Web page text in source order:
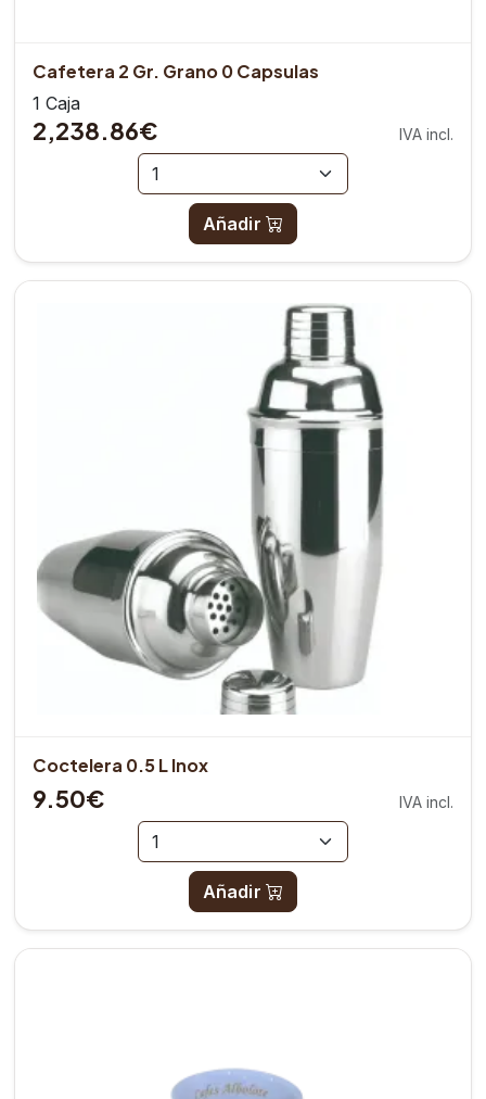
Cafetera 2 Gr. Grano 0 Capsulas
1 Caja
2,238.86€ IVA incl.
Añadir
Coctelera 0.5 L Inox
9.50€ IVA incl.
Añadir